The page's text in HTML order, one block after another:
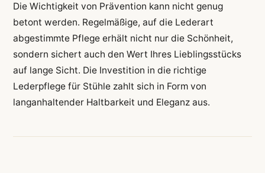
Die Wichtigkeit von Prävention kann nicht genug
betont werden. Regelmäßige, auf die Lederart
abgestimmte Pflege erhält nicht nur die Schönheit,
sondern sichert auch den Wert Ihres Lieblingsstücks
auf lange Sicht. Die Investition in die richtige
Lederpflege für Stühle zahlt sich in Form von
langanhaltender Haltbarkeit und Eleganz aus.